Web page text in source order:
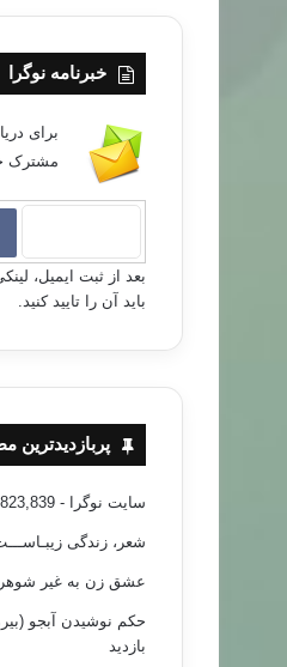
خبرنامه نوگرا
برای
مشترک
بعد از ثبت ایمیل،
باید آن را تایید کنید.
سایت نوگرا - 823,839 بازدید
شعر، زندگی
عشق زن به غیر شوهر
حکم نوشیدن آبجو
بازدید